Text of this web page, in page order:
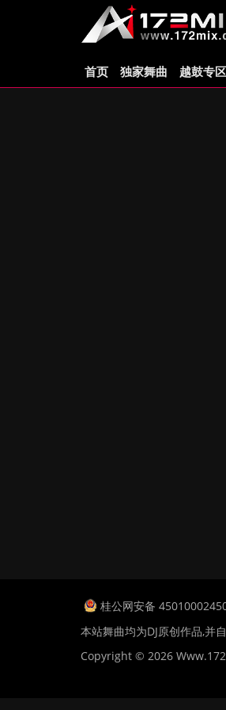
首页 独家舞曲 越鼓专区
桂公网安备
本站舞曲均为DJ原创作品,并
Copyright © 2026